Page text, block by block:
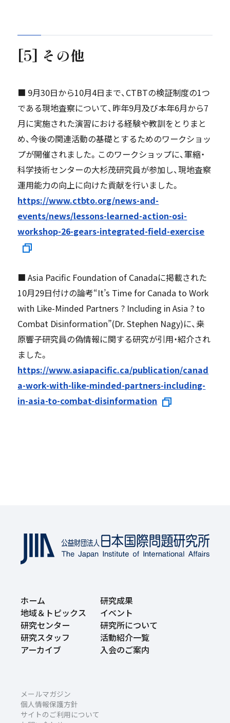
[5] その他
■ 9月30日から10月4日まで、CTBTの検証制度の1つ
である現地査察について、昨年9月及び本年6月から7
月に実施された演習における経験や教訓をとりまと
め、今後の関連活動の基礎とするためのワークショッ
プが開催されました。このワークショップに、軍縮・
科学技術センターの大杉茂研究員が参加し、現地査察
運用能力の向上に向けた貢献を行いました。
https://www.ctbto.org/news-and-
events/news/lessons-learned-action-osi-
workshop-26-gears-integrated-field-exercise
■ Asia Pacific Foundation of Canadaに掲載された
10月29日付けの論考“It’s Time for Canada to Work
with Like-Minded Partners ? Including in Asia ? to
Combat Disinformation”(Dr. Stephen Nagy)に、桒
原響子研究員の偽情報に関する研究が引用・紹介され
ました。
https://www.asiapacific.ca/publication/canad
a-work-with-like-minded-partners-including-
in-asia-to-combat-disinformation
ホーム
研究成果
地域＆トピックス
イベント
研究センター
研究所について
研究スタッフ
活動紹介一覧
アーカイブ
入会のご案内
メールマガジン
個人情報保護方針
サイトのご利用について